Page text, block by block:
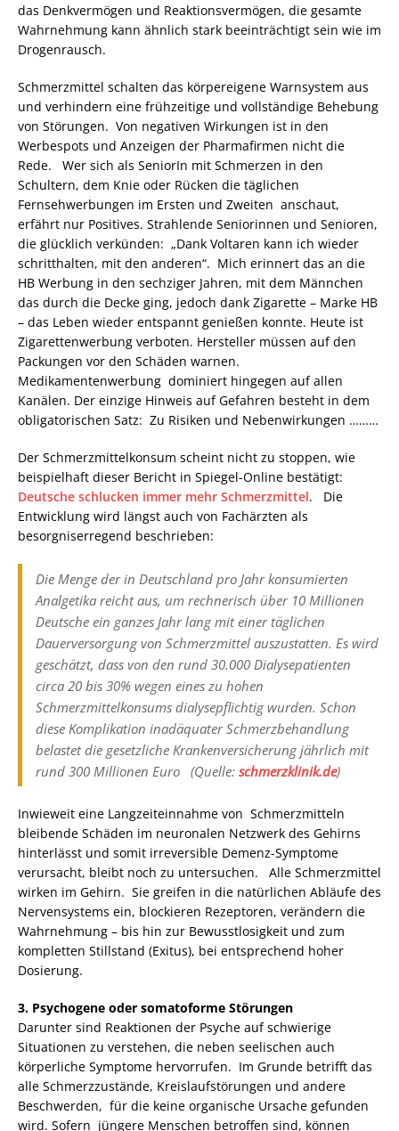
das Denkvermögen und Reaktionsvermögen, die gesamte
Wahrnehmung kann ähnlich stark beeinträchtigt sein wie im
Drogenrausch.
Schmerzmittel schalten das körpereigene Warnsystem aus
und verhindern eine frühzeitige und vollständige Behebung
von Störungen. Von negativen Wirkungen ist in den
Werbespots und Anzeigen der Pharmafirmen nicht die
Rede. Wer sich als SeniorIn mit Schmerzen in den
Schultern, dem Knie oder Rücken die täglichen
Fernsehwerbungen im Ersten und Zweiten anschaut,
erfährt nur Positives. Strahlende Seniorinnen und Senioren,
die glücklich verkünden: „Dank Voltaren kann ich wieder
schritthalten, mit den anderen“. Mich erinnert das an die
HB Werbung in den sechziger Jahren, mit dem Männchen
das durch die Decke ging, jedoch dank Zigarette – Marke HB
– das Leben wieder entspannt genießen konnte. Heute ist
Zigarettenwerbung verboten. Hersteller müssen auf den
Packungen vor den Schäden warnen.
Medikamentenwerbung dominiert hingegen auf allen
Kanälen. Der einzige Hinweis auf Gefahren besteht in dem
obligatorischen Satz: Zu Risiken und Nebenwirkungen ………
Der Schmerzmittelkonsum scheint nicht zu stoppen, wie
beispielhaft dieser Bericht in Spiegel-Online bestätigt:
Deutsche schlucken immer mehr Schmerzmittel. Die
Entwicklung wird längst auch von Fachärzten als
besorgniserregend beschrieben:
Die Menge der in Deutschland pro Jahr konsumierten
Analgetika reicht aus, um rechnerisch über 10 Millionen
Deutsche ein ganzes Jahr lang mit einer täglichen
Dauerversorgung von Schmerzmittel auszustatten. Es wird
geschätzt, dass von den rund 30.000 Dialysepatienten
circa 20 bis 30% wegen eines zu hohen
Schmerzmittelkonsums dialysepflichtig wurden. Schon
diese Komplikation inadäquater Schmerzbehandlung
belastet die gesetzliche Krankenversicherung jährlich mit
rund 300 Millionen Euro (Quelle: schmerzklinik.de)
Inwieweit eine Langzeiteinnahme von Schmerzmitteln
bleibende Schäden im neuronalen Netzwerk des Gehirns
hinterlässt und somit irreversible Demenz-Symptome
verursacht, bleibt noch zu untersuchen. Alle Schmerzmittel
wirken im Gehirn. Sie greifen in die natürlichen Abläufe des
Nervensystems ein, blockieren Rezeptoren, verändern die
Wahrnehmung – bis hin zur Bewusstlosigkeit und zum
kompletten Stillstand (Exitus), bei entsprechend hoher
Dosierung.
3. Psychogene oder somatoforme Störungen
Darunter sind Reaktionen der Psyche auf schwierige
Situationen zu verstehen, die neben seelischen auch
körperliche Symptome hervorrufen. Im Grunde betrifft das
alle Schmerzzustände, Kreislaufstörungen und andere
Beschwerden, für die keine organische Ursache gefunden
wird. Sofern jüngere Menschen betroffen sind, können